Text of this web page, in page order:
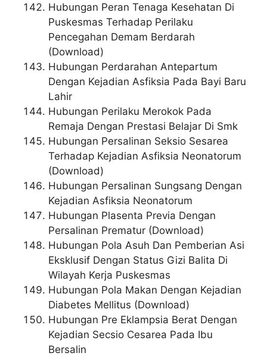
Hubungan Peran Tenaga Kesehatan Di
Puskesmas Terhadap Perilaku
Pencegahan Demam Berdarah
(Download)
Hubungan Perdarahan Antepartum
Dengan Kejadian Asfiksia Pada Bayi Baru
Lahir
Hubungan Perilaku Merokok Pada
Remaja Dengan Prestasi Belajar Di Smk
Hubungan Persalinan Seksio Sesarea
Terhadap Kejadian Asfiksia Neonatorum
(Download)
Hubungan Persalinan Sungsang Dengan
Kejadian Asfiksia Neonatorum
Hubungan Plasenta Previa Dengan
Persalinan Prematur (Download)
Hubungan Pola Asuh Dan Pemberian Asi
Eksklusif Dengan Status Gizi Balita Di
Wilayah Kerja Puskesmas
Hubungan Pola Makan Dengan Kejadian
Diabetes Mellitus (Download)
Hubungan Pre Eklampsia Berat Dengan
Kejadian Secsio Cesarea Pada Ibu
Bersalin